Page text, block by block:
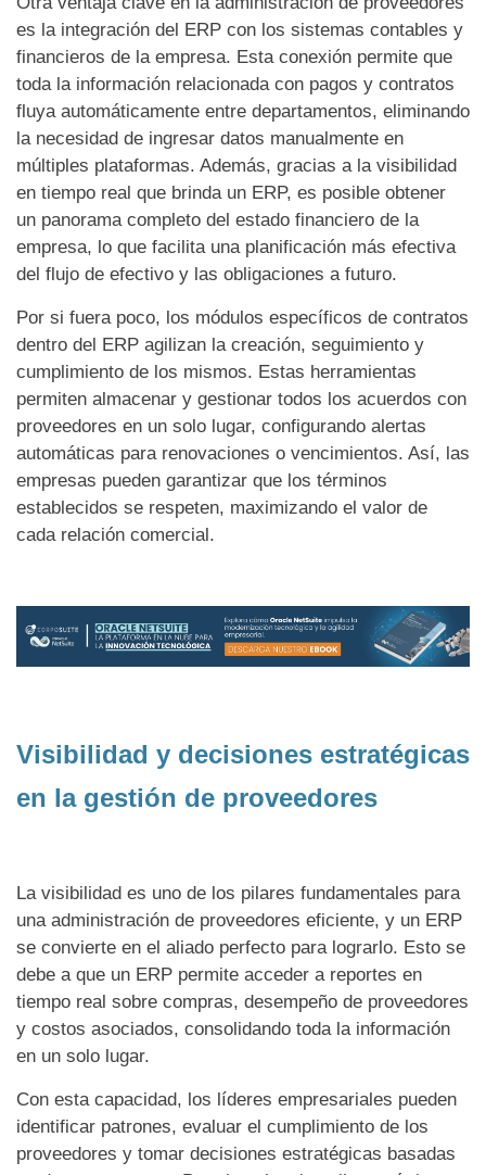
es la integración del ERP con los sistemas contables y
financieros de la empresa. Esta conexión permite que
toda la información relacionada con pagos y contratos
fluya automáticamente entre departamentos, eliminando
la necesidad de ingresar datos manualmente en
múltiples plataformas. Además, gracias a la visibilidad
en tiempo real que brinda un ERP, es posible obtener
un panorama completo del estado financiero de la
empresa, lo que facilita una planificación más efectiva
del flujo de efectivo y las obligaciones a futuro.
Por si fuera poco, los módulos específicos de contratos
dentro del ERP agilizan la creación, seguimiento y
cumplimiento de los mismos. Estas herramientas
permiten almacenar y gestionar todos los acuerdos con
proveedores en un solo lugar, configurando alertas
automáticas para renovaciones o vencimientos. Así, las
empresas pueden garantizar que los términos
establecidos se respeten, maximizando el valor de
cada relación comercial.
Visibilidad y decisiones estratégicas
en la gestión de proveedores
La visibilidad es uno de los pilares fundamentales para
una administración de proveedores eficiente, y un ERP
se convierte en el aliado perfecto para lograrlo. Esto se
debe a que un ERP permite acceder a reportes en
tiempo real sobre compras, desempeño de proveedores
y costos asociados, consolidando toda la información
en un solo lugar.
Con esta capacidad, los líderes empresariales pueden
identificar patrones, evaluar el cumplimiento de los
proveedores y tomar decisiones estratégicas basadas